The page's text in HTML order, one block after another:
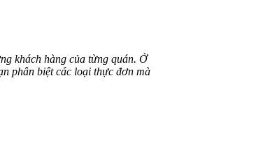
khách hàng của từng quán. Ở
phân biệt các loại thực đơn mà